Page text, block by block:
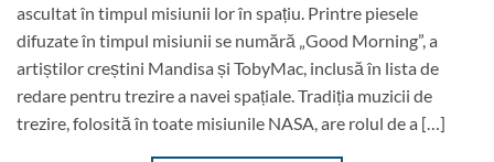
ascultat în timpul misiunii lor în spațiu. Printre piesele
difuzate în timpul misiunii se numără „Good Morning”, a
artiștilor creștini Mandisa și TobyMac, inclusă în lista de
redare pentru trezire a navei spațiale. Tradiția muzicii de
trezire, folosită în toate misiunile NASA, are rolul de a […]